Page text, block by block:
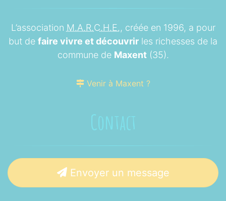
L’association M.A.R.C.H.E., créée en 1996, a pour
but de faire vivre et découvrir les richesses de la
commune de Maxent(35).
Venir à Maxent ?
Contact
Envoyer un message